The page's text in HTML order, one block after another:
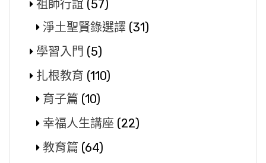
祖師行誼 (57)
淨土聖賢錄選譯 (31)
學習入門 (5)
扎根教育 (110)
育子篇 (10)
幸福人生講座 (22)
教育篇 (64)